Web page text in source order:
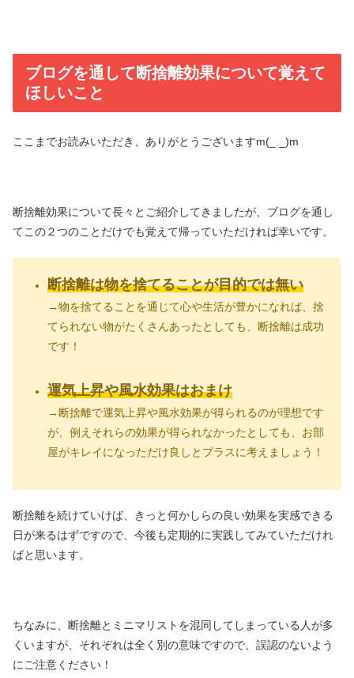
ブログを通して断捨離効果について覚えて
ほしいこと
ここまでお読みいただき、ありがとうございますm(_ _)m
断捨離効果について長々とご紹介してきましたが、ブログを通し
てこの２つのことだけでも覚えて帰っていただければ幸いです。
断捨離は物を捨てることが目的では無い
→物を捨てることを通じて心や生活が豊かになれば、捨
てられない物がたくさんあったとしても、断捨離は成功
です！
運気上昇や風水効果はおまけ
→断捨離で運気上昇や風水効果が得られるのが理想です
が、例えそれらの効果が得られなかったとしても、お部
屋がキレイになっただけ良しとプラスに考えましょう！
断捨離を続けていけば、きっと何かしらの良い効果を実感できる
日が来るはずですので、今後も定期的に実践してみていただけれ
ばと思います。
ちなみに、断捨離とミニマリストを混同してしまっている人が多
くいますが、それぞれは全く別の意味ですので、誤認のないよう
にご注意ください！